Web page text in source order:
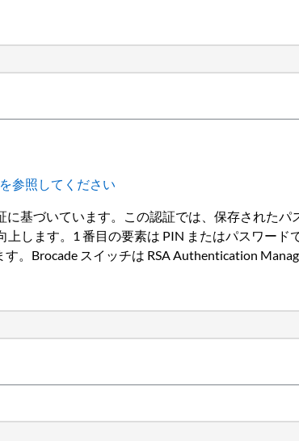
参照してください
基づいています。この認証では、保存された
します。1 番目の要素は PIN またはパスワード
。Brocade スイッチは RSA Authentication